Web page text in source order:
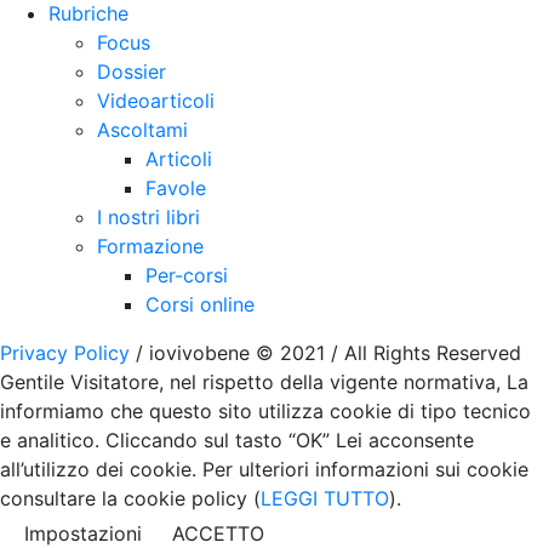
Rubriche
Focus
Dossier
Videoarticoli
Ascoltami
Articoli
Favole
I nostri libri
Formazione
Per-corsi
Corsi online
Privacy Policy / iovivobene © 2021 / All Rights Reserved
Gentile Visitatore, nel rispetto della vigente normativa, La
informiamo che questo sito utilizza cookie di tipo tecnico
e analitico. Cliccando sul tasto “OK” Lei acconsente
all’utilizzo dei cookie. Per ulteriori informazioni sui cookie
consultare la cookie policy (LEGGI TUTTO).
Impostazioni
ACCETTO